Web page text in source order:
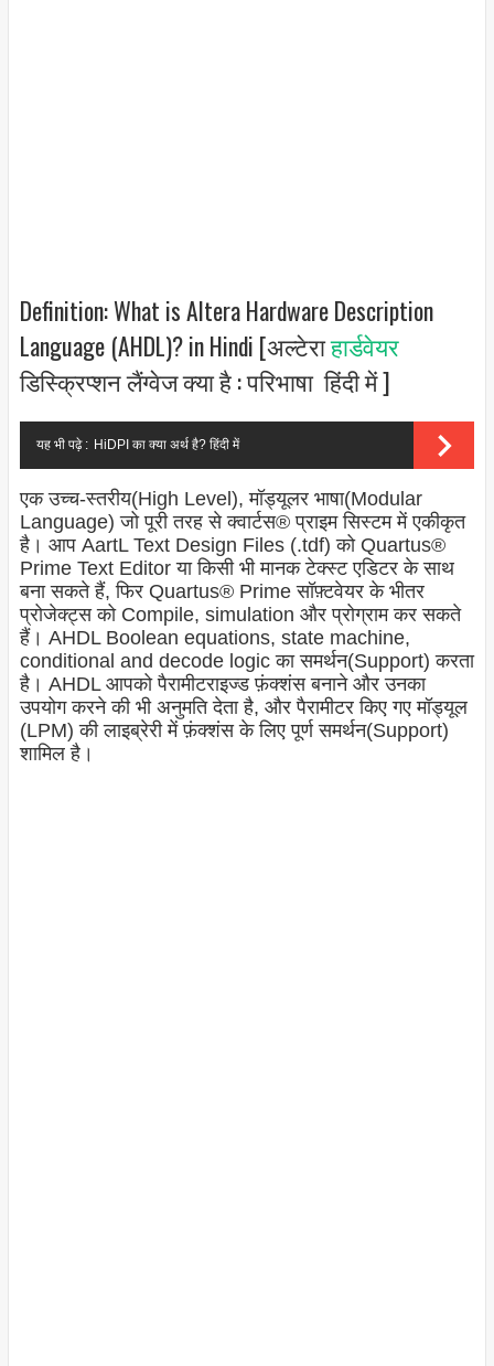
Definition: What is Altera Hardware Description
Language (AHDL)? in Hindi [अल्टेराहार्डवेयर
डिस्क्रिप्शन लैंग्वेज क्या है : परिभाषा हिंदी में ]
यह भी पढ़े : HiDPI का क्या अर्थ है? हिंदी में
एक उच्च-स्तरीय(High Level), मॉड्यूलर भाषा(Modular
Language) जो पूरी तरह से क्वार्टस® प्राइम सिस्टम में एकीकृत
है। आप AartL Text Design Files (.tdf) को Quartus®
Prime Text Editor या किसी भी मानक टेक्स्ट एडिटर के साथ
बना सकते हैं, फिर Quartus® Prime सॉफ़्टवेयर के भीतर
प्रोजेक्ट्स को Compile, simulation और प्रोग्राम कर सकते
हैं। AHDL Boolean equations, state machine,
conditional and decode logic का समर्थन(Support) करता
है। AHDL आपको पैरामीटराइज्ड फ़ंक्शंस बनाने और उनका
उपयोग करने की भी अनुमति देता है, और पैरामीटर किए गए मॉड्यूल
(LPM) की लाइब्रेरी में फ़ंक्शंस के लिए पूर्ण समर्थन(Support)
शामिल है।